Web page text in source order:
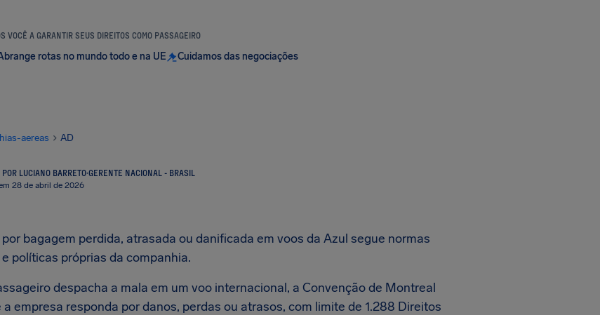
VOCÊ A GARANTIR SEUS DIREITOS COMO PASSAGEIRO
rotas no mundo todo e na UE Cuidamos das negociações
aereas AD
LUCIANO BARRETO·GERENTE NACIONAL - BRASIL
28 de abril de 2026
bagagem perdida, atrasada ou danificada em voos da Azul segue normas
políticas próprias da companhia.
despacha a mala em um voo internacional, a Convenção de Montreal
empresa responda por danos, perdas ou atrasos, com limite de 1.288 Direitos